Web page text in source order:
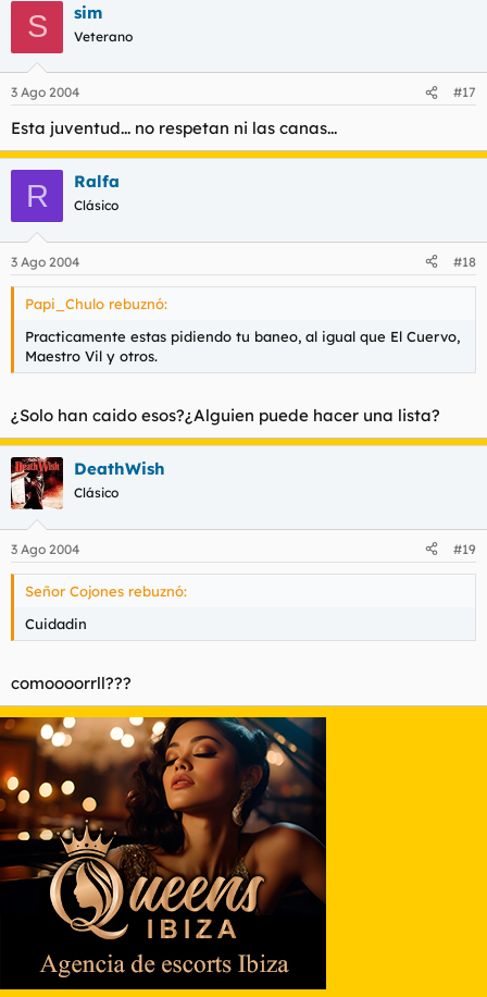
S sim
Veterano
3 Ago 2004 #17
Esta juventud... no respetan ni las canas...
R Ralfa
Clásico
3 Ago 2004 #18
Papi_Chulo rebuznó:
Practicamente estas pidiendo tu baneo, al igual que El Cuervo,
Maestro Vil y otros.
¿Solo han caido esos?¿Alguien puede hacer una lista?
DeathWish
Clásico
3 Ago 2004 #19
Señor Cojones rebuznó:
Cuidadin
comoooorrll???